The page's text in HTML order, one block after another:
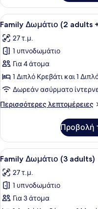
child)
Δωμάτιο
(2
adults
child)
Προβολή
όλων
των
φωτογραφιών
για
Family
Δωμάτιο
(2
adults
children)
12
Family Δωμάτιο (2 adults
27 τ.μ.
1 υπνοδωμάτιο
Για 4 άτομα
1 Διπλό Κρεβάτι και 1
Δωρεάν ασύρματο
Περισσότερες λεπτομέρειες
Περισσότερες
Δωμάτιο
(2
adults
2
children)
Προβολή
Προβολή
όλων
των
φωτογραφιών
για
12
Family Δωμάτιο (3 adults)
27 τ.μ.
1 υπνοδωμάτιο
Για 3 άτομα